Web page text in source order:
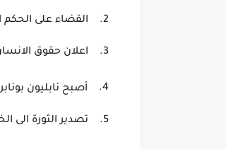
2. القضاء على الحكم
3. اعلان
4. أصبح نابليون
5. تصدير الثورة الى